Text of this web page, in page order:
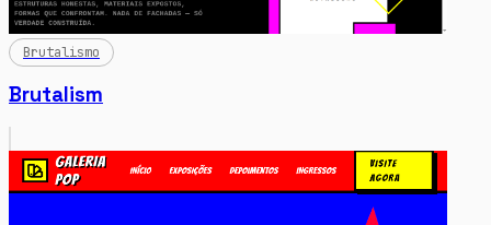
Brutalismo
Brutalism